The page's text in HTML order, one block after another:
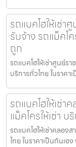
รถแบคโฮให้เช่
รับจ้าง รถแม็คโ
ถูก
รถแบคโฮให้เช่าศูนย์ร
บริการทั่วไทย ในราค
รถแบคโฮให้เช่า
แม็คโครให้เช่า
รถแบคโฮให้เช่าคลอง
ไทย ในราคาเป็นกันเ